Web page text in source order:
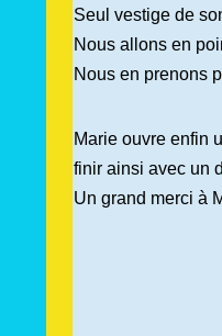
Seul vestige de
Nous allons en
Nous en prenons
Marie ouvre enfin
finir ainsi avec un
Un grand merci à